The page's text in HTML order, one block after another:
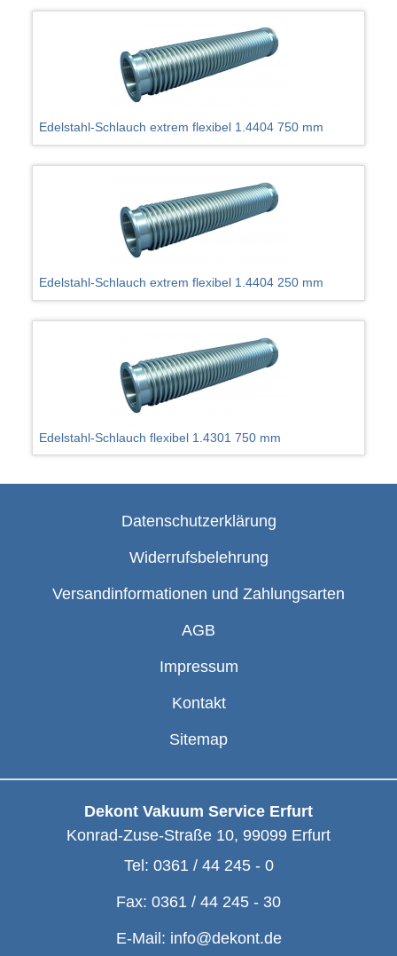
Edelstahl-Schlauch extrem flexibel 1.4404 750 mm
Edelstahl-Schlauch extrem flexibel 1.4404 250 mm
Edelstahl-Schlauch flexibel 1.4301 750 mm
Datenschutzerklärung
Widerrufsbelehrung
Versandinformationen und Zahlungsarten
AGB
Impressum
Kontakt
Sitemap
Dekont Vakuum Service Erfurt
Konrad-Zuse-Straße 10, 99099 Erfurt
Tel: 0361 / 44 245 - 0
Fax: 0361 / 44 245 - 30
E-Mail: info@dekont.de